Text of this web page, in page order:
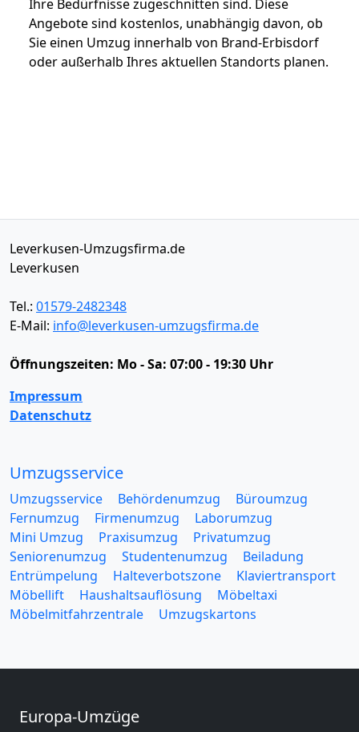
Ihre Bedürfnisse zugeschnitten sind. Diese
Angebote sind kostenlos, unabhängig davon, ob
Sie einen Umzug innerhalb von Brand-Erbisdorf
oder außerhalb Ihres aktuellen Standorts planen.
Leverkusen-Umzugsfirma.de
Leverkusen
Tel.: 01579-2482348
E-Mail: info@leverkusen-umzugsfirma.de
Öffnungszeiten: Mo - Sa: 07:00 - 19:30 Uhr
Impressum
Datenschutz
Umzugsservice
Umzugsservice Behördenumzug
Büroumzug
Fernumzug
Firmenumzug
Laborumzug
Mini Umzug
Praxisumzug
Privatumzug
Seniorenumzug
Studentenumzug
Beiladung
Entrümpelung
Halteverbotszone
Klaviertransport
Möbellift
Haushaltsauflösung
Möbeltaxi
Möbelmitfahrzentrale
Umzugskartons
Europa-Umzüge